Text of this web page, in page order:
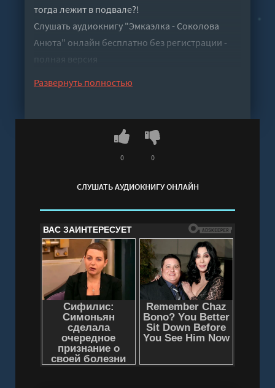
тогда лежит в подвале?!
Слушать аудиокнигу "Эмкаэлка - Соколова
Анюта" онлайн бесплатно без регистрации -
полная версия
Развернуть полностью
СЛУШАТЬ АУДИОКНИГУ ОНЛАЙН
0 0